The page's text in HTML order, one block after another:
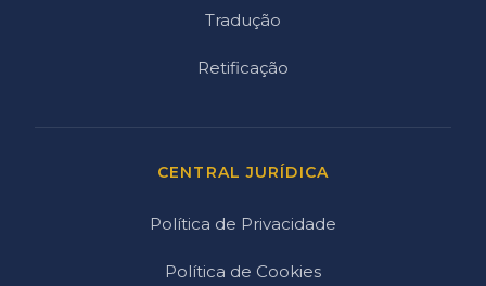
Tradução
Retificação
CENTRAL JURÍDICA
Política de Privacidade
Política de Cookies